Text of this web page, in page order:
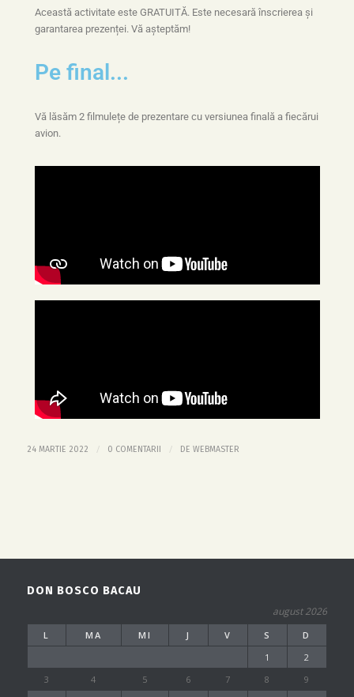
Această activitate este GRATUITĂ. Este necesară înscrierea și
garantarea prezenței. Vă așteptăm!
Pe final...
Vă lăsăm 2 filmulețe de prezentare cu versiunea finală a fiecărui
avion.
24 MARTIE 2022 / 0 COMENTARII / DE WEBMASTER
DON BOSCO BACAU
august 2026
L MA MI J V S
D
1
2
3
4 5 6 7 8
9